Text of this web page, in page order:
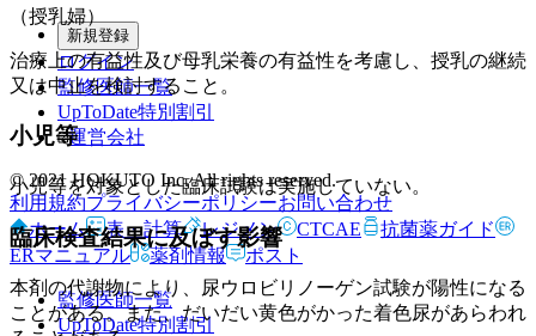
（授乳婦）
治療上の有益性及び母乳栄養の有益性を考慮し、授乳の継続
又は中止を検討すること。
小児等
小児等を対象とした臨床試験は実施していない。
臨床検査結果に及ぼす影響
本剤の代謝物により、尿ウロビリノーゲン試験が陽性になる
ことがある。また、だいだい黄色がかった着色尿があらわれ
新規登録
ログイン
監修医師一覧
UpToDate特別割引
運営会社
© 2021 HOKUTO Inc. All rights reserved.
利用規約プライバシーポリシーお問い合わせ
ホーム
表・計算 レジメン CTCAE
抗菌薬ガイド
ERマニュアル
薬剤情報 ポスト
監修医師一覧
UpToDate特別割引